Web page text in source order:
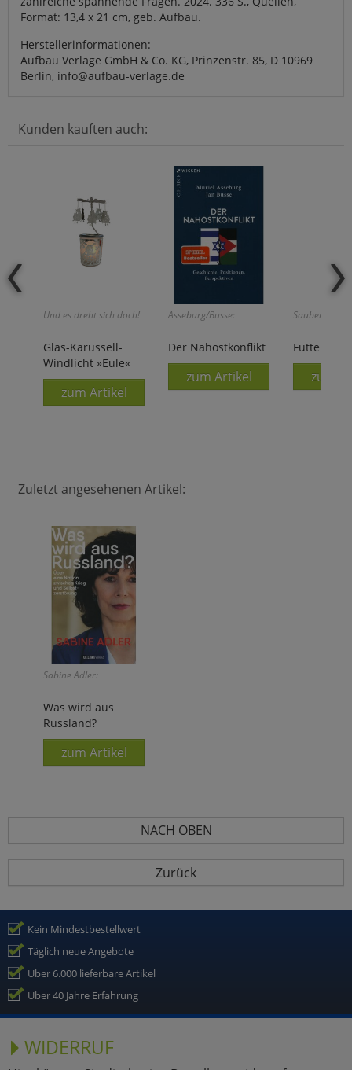
Format: 13,4 x 21 cm, geb. Aufbau.
Herstellerinformationen:
Aufbau Verlage GmbH & Co. KG, Prinzenstr. 85, D 10969
Berlin, info@aufbau-verlage.de
Kunden kauften auch:
Und es dreht sich doch!
Glas-Karussell-
Windlicht »Eule«
zum Artikel
Asseburg/Busse:
Der Nahostkonflikt
zum Artikel
Sauber und
Futtersäule
zum
Zuletzt angesehenen Artikel:
Sabine Adler:
Was wird aus
Russland?
zum Artikel
NACH OBEN
Zurück
Kein Mindestbestellwert
Täglich neue Angebote
Über 6.000 lieferbare Artikel
Über 40 Jahre Erfahrung
WIDERRUF